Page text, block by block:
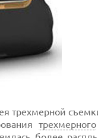
трехмерной
трехмерного